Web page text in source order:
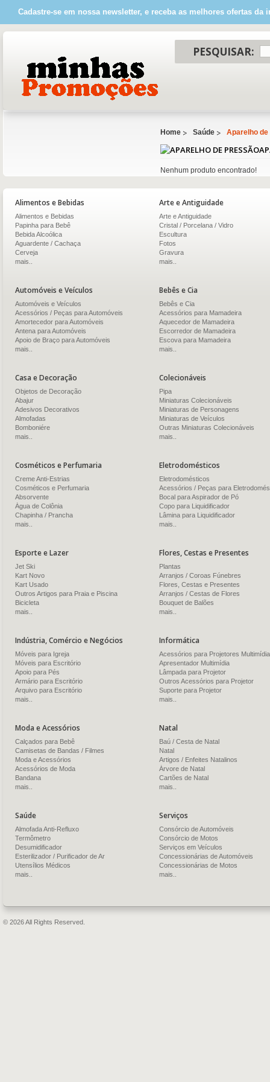
Cadastre-se em nossa newsletter, e receba as melhores ofertas da
PESQUISAR:
Home Saúde Aparelho
Nenhum produto encontrado!
Alimentos e Bebidas
Alimentos e Bebidas
Papinha para Bebê
Bebida Alcoólica
Aguardente / Cachaça
Cerveja
mais..
Arte e Antiguidade
Arte e Antiguidade
Cristal / Porcelana / Vidro
Escultura
Fotos
Gravura
mais..
Automóveis e Veículos
Automóveis e Veículos
Acessórios / Peças para Automóveis
Amortecedor para Automóveis
Antena para Automóveis
Apoio de Braço para Automóveis
mais..
Bebês e Cia
Bebês e Cia
Acessórios para Mamadeira
Aquecedor de Mamadeira
Escorredor de Mamadeira
Escova para Mamadeira
mais..
Casa e Decoração
Objetos de Decoração
Abajur
Adesivos Decorativos
Almofadas
Bomboniére
mais..
Colecionáveis
Pipa
Miniaturas Colecionáveis
Miniaturas de Personagens
Miniaturas de Veículos
Outras Miniaturas Colecionáveis
mais..
Cosméticos e Perfumaria
Creme Anti-Estrias
Cosméticos e Perfumaria
Absorvente
Água de Colônia
Chapinha / Prancha
mais..
Eletrodomésticos
Eletrodomésticos
Acessórios / Peças para
Bocal para Aspirador de Pó
Copo para Liquidificador
Lâmina para Liquidificador
mais..
Esporte e Lazer
Jet Ski
Kart Novo
Kart Usado
Outros Artigos para Praia e Piscina
Bicicleta
mais..
Flores, Cestas e Presentes
Plantas
Arranjos / Coroas Fúnebres
Flores, Cestas e Presentes
Arranjos / Cestas de Flores
Bouquet de Balões
mais..
Indústria, Comércio e Negócios
Móveis para Igreja
Móveis para Escritório
Apoio para Pés
Armário para Escritório
Arquivo para Escritório
mais..
Informática
Acessórios para Projetores Multimídia
Apresentador Multimídia
Lâmpada para Projetor
Outros Acessórios para Projetor
Suporte para Projetor
mais..
Moda e Acessórios
Calçados para Bebê
Camisetas de Bandas / Filmes
Moda e Acessórios
Acessórios de Moda
Bandana
mais..
Natal
Baú / Cesta de Natal
Natal
Artigos / Enfeites Natalinos
Árvore de Natal
Cartões de Natal
mais..
Saúde
Almofada Anti-Refluxo
Termômetro
Desumidificador
Esterilizador / Purificador de Ar
Utensílios Médicos
mais..
Serviços
Consórcio de Automóveis
Consórcio de Motos
Serviços em Veículos
Concessionárias de Automóveis
Concessionárias de Motos
mais..
© 2026 All Rights Reserved.